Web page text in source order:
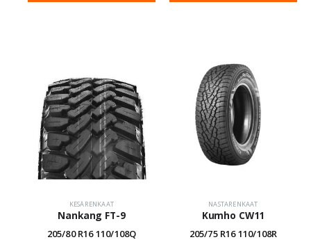
KESÄRENKAAT
Nankang FT-9
205/80 R16 110/108Q
NASTARENKAAT
Kumho CW11
205/75 R16 110/108R